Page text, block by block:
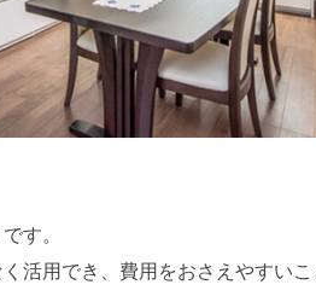
す。
活用でき、費用をおさえやすいこ